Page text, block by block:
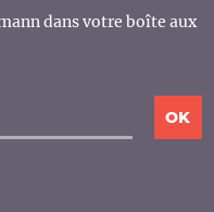
dans votre boîte aux